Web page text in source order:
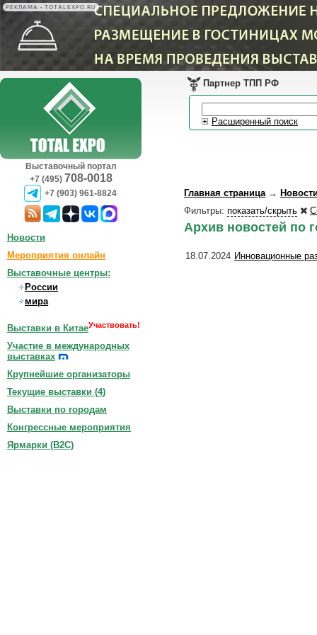
РЕКЛАМА • TOTALEXPO.RU
Выставочный портал
+7 (495) 708-0018
+7 (903) 961-8824
Партнер ТПП РФ
Расширенный поиск
Главная страница→
Фильтры: показать/скрыть
Архив новостей по
18.07.2024 Инновационные
Новости
Мероприятия онлайн
Выставочные центры:
России
мира
Выставки в КитаеУчаствовать!
Участие в международных
выставках
Крупнейшие организаторы
Текущие выставки (4)
Выставки по городам
Конгрессные мероприятия
Ярмарки (B2C)